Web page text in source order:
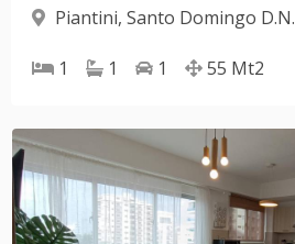
Piantini, Santo Domingo D.N.
1 1 1 55 Mt2